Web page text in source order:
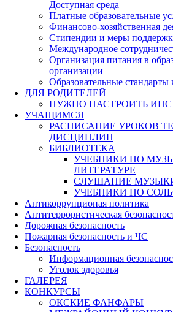
Доступная среда
Платные образовательные
Финансово-хозяйственная
Стипендии и меры
Международное
Организация питания в
организации
Образовательные стандарты
ДЛЯ РОДИТЕЛЕЙ
НУЖНО НАСТРОИТЬ
УЧАЩИМСЯ
РАСПИСАНИЕ УРОКОВ
ДИСЦИПЛИН
БИБЛИОТЕКА
УЧЕБНИКИ ПО
ЛИТЕРАТУРЕ
СЛУШАНИЕ
УЧЕБНИКИ ПО
Антикоррупционая политика
Антитеррористическая
Дорожная безопасность
Пожарная безопасность и ЧС
Безопасность
Информационная
Уголок здоровья
ГАЛЕРЕЯ
КОНКУРСЫ
ОКСКИЕ ФАНФАРЫ